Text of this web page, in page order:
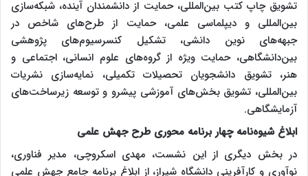
تشویق چاپ کتب بین‌المللی، حمایت از دانشمندان آینده، شبکه‌سازی
بین‌المللی و دیپلماسی علمی، حمایت از طرح‌های شاخص در
جبهه‌های نوین دانشی، تشکیل کنسرسیوم‌های پژوهشی
بین‌دانشگاهی، حمایت ویژه از گروه‌های علوم انسانی، اجتماعی و
هنر، تشویق دانشجویان تحصیلات تکمیلی، نمایه‌سازی نشریات
بین‌المللی، تشویق بخش‌های آموزشی پیشرو و توسعه زیرساخت‌های
آزمایشگاهی.
ابلاغ شیوه‌نامه چهار برنامه محوری طرح جهش علمی
در بخش دیگری از این نشست، مهدی اسکروچی، مدیر فناوری،
نوآوری و کارآفرینی دانشگاه شیراز، از ابلاغ برنامه جامع جهش علمی